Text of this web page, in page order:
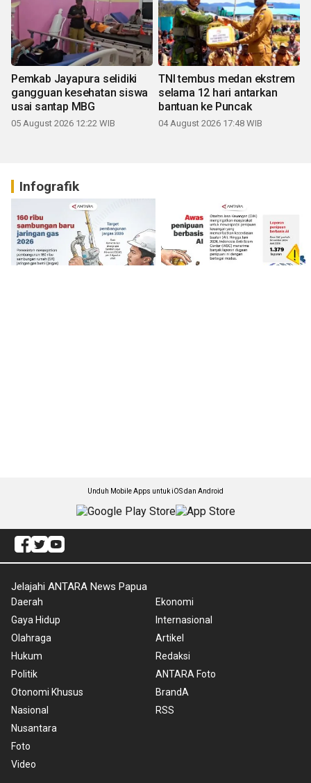
Pemkab Jayapura selidiki
gangguan kesehatan siswa
usai santap MBG
05 August 2026 12:22 WIB
TNI tembus medan ekstrem
selama 12 hari antarkan
bantuan ke Puncak
04 August 2026 17:48 WIB
Infografik
Unduh Mobile Apps untuk iOS dan Android
Jelajahi ANTARA News Papua
Daerah
Gaya Hidup
Olahraga
Hukum
Politik
Otonomi Khusus
Nasional
Nusantara
Foto
Video
Ekonomi
Internasional
Artikel
Redaksi
ANTARA Foto
BrandA
RSS